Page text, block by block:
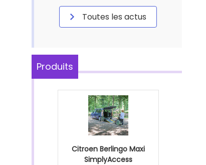
Toutes les actus
Produits
Citroen Berlingo Maxi
SimplyAccess